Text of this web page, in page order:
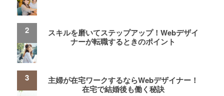
スキルを磨いてステップアップ！Webデザイ
ナーが転職するときのポイント
主婦が在宅ワークするならWebデザイナー！
在宅で結婚後も働く秘訣